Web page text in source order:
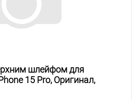
шлейфом для
15 Pro, Оригинал,